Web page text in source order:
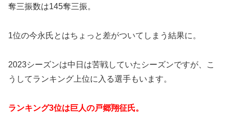
奪三振数は145奪三振。
1位の今永氏とはちょっと差がついてしまう結果に。
2023シーズンは中日は苦戦していたシーズンですが、こ
うしてランキング上位に入る選手もいます。
ランキング3位は巨人の戸郷翔征氏。